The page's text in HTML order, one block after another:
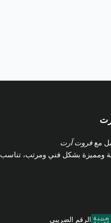
معفروت آرت
ومميزة بشكل فني ومرتب، تناسب
الرقم الضريبي